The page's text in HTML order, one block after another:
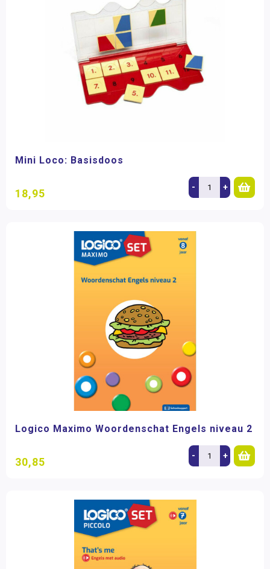
Mini Loco: Basisdoos
18,95 - +
Logico Maximo Woordenschat Engels niveau 2
30,85 - +